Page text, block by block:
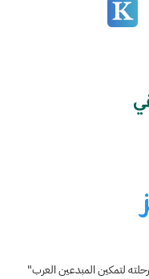
لتمكين المبدعين العرب"